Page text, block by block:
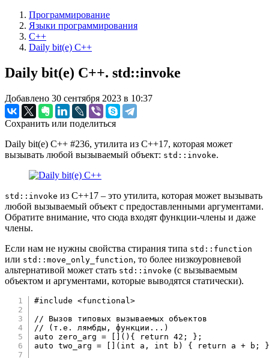
Программирование
Языки программирования
C++
Daily bit(e) C++
Daily bit(e) C++. std::invoke
Добавлено 30 сентября 2023 в 10:37
Сохранить или поделиться
Daily bit(e) C++ #236, утилита из C++17, которая может
вызывать любой вызываемый объект: std::invoke.
std::invoke из C++17 – это утилита, которая может вызывать
любой вызываемый объект с предоставленными аргументами.
Обратите внимание, что сюда входят функции-члены и даже
члены.
Если нам не нужны свойства стирания типа std::function
или std::move_only_function, то более низкоуровневой
альтернативой может стать std::invoke (с вызываемым
объектом и аргументами, которые выводятся статически).
#include
<functional>
// Вызов типовых вызываемых объектов
// (т.е. лямбды, функции...)
auto zero_arg = ( ) { return 42 ; } ;
auto two_arg = ( int a , int b ) { return a + b ;